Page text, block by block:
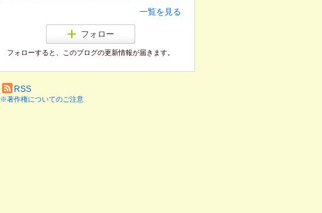
一覧を見る
フォロー
フォローすると、このブログの更新情報が届きます。
RSS
※著作権についてのご注意